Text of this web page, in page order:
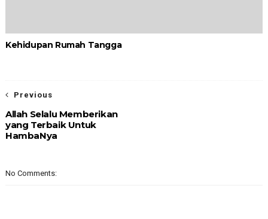
Kehidupan Rumah Tangga
Previous
Allah Selalu Memberikan
yang Terbaik Untuk
HambaNya
No Comments: